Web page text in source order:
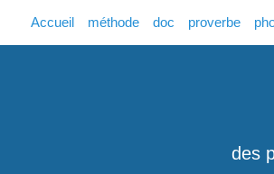
Accueil méthode doc proverbe
des